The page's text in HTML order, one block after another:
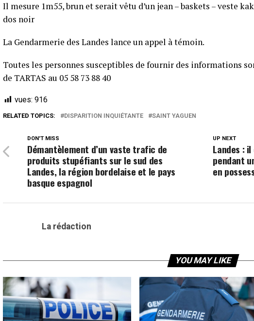
Il mesure 1m55, brun et serait vêtu d’un jean – baskets – veste
dos noir
La Gendarmerie des Landes lance un appel à témoin.
Toutes les personnes susceptibles de fournir des informations
de TARTAS au 05 58 73 88 40
vues: 916
RELATED TOPICS: DISPARITION INQUIÉTANTE SAINT YAGUEN
UP NEXT
Landes :
pendant
en
DON'T MISS
Démantèlement d’un vaste trafic de
produits stupéfiants sur le sud des
Landes, la région bordelaise et le pays
basque espagnol
La rédaction
YOU MAY LIKE